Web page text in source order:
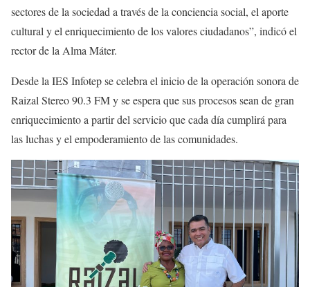
sectores de la sociedad a través de la conciencia social, el aporte
cultural y el enriquecimiento de los valores ciudadanos”, indicó el
rector de la Alma Máter.
Desde la IES Infotep se celebra el inicio de la operación sonora de
Raizal Stereo 90.3 FM y se espera que sus procesos sean de gran
enriquecimiento a partir del servicio que cada día cumplirá para
las luchas y el empoderamiento de las comunidades.